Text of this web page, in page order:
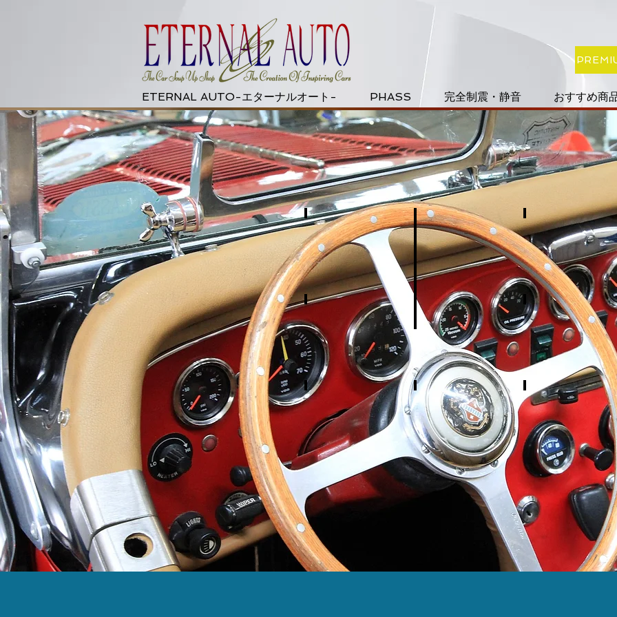
ETERNAL AUTO-エターナルオート- PHASS 完全制震・静音 おすすめ商
当店の基本方針
作
業
の
基
本
方
カーオーディオについて
作業工程画像
観
覧
サ
ー
ビ
ス
高価なケーブルには
手
を
出
す
な！？
スピーカーケーブルを
AE
に？？？
アンプ・スピー
取
付
け
に
な
パ
ー
ツ
は？
CDとiPod
が
よ
い
の
っ
おすすめの
高
音
質
CD
の
ご
リアスピーカー
必
要
な
の？